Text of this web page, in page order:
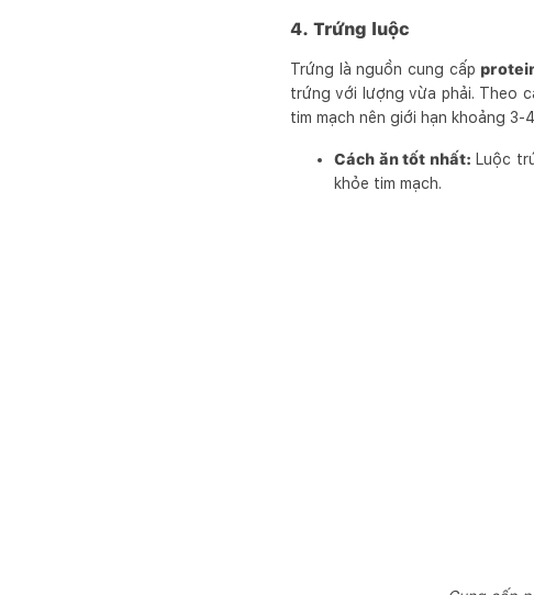
4. Trứng luộc
Trứng là nguồn cung cấp
trứng với lượng vừa phải. Theo
tim mạch nên giới hạn khoảng 3-
Cách ăn tốt nhất: Luộc
khỏe tim mạch.